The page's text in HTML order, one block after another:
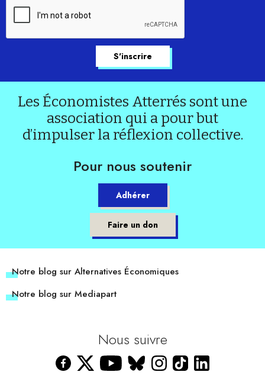
Les Économistes Atterrés sont une
association qui a pour but
d’impulser la réflexion collective.
Pour nous soutenir
Adhérer
Faire un don
Notre blog sur Alternatives Économiques
Notre blog sur Mediapart
Nous suivre